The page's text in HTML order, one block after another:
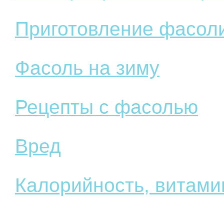
Приготовление
Фасоль на зиму
Рецепты с фасолью
Вред
Калорийность,